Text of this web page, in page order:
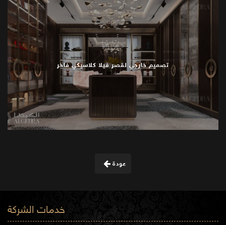
تصميم خارجي لقصر فيلا كلاسيكي فاخر
عودة
خدمات الشركة